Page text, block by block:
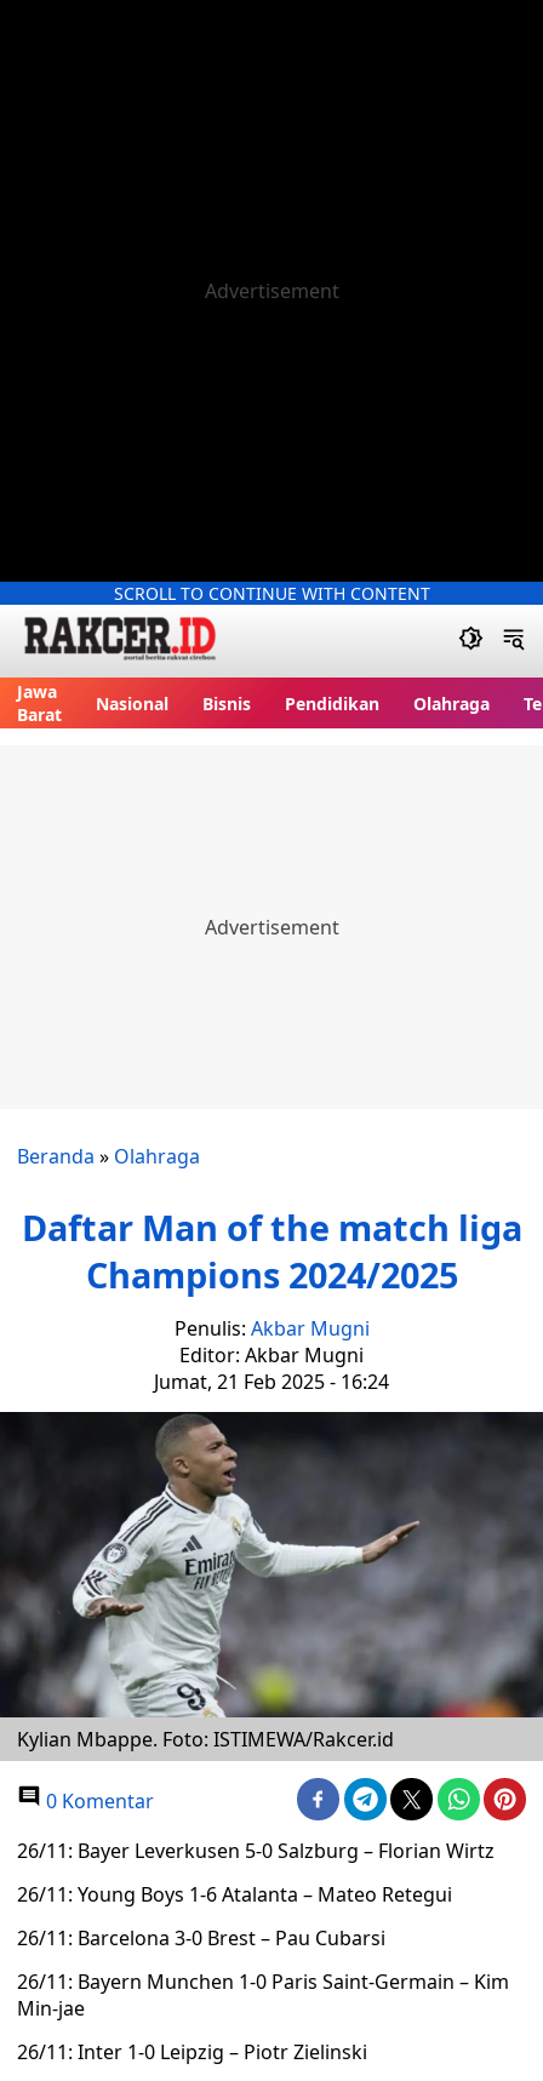
SCROLL TO CONTINUE WITH CONTENT
Jawa
Barat
Nasional Bisnis Pendidikan Olahraga
Beranda » Olahraga
Daftar Man of the match liga
Champions 2024/2025
Penulis: Akbar Mugni
Editor: Akbar Mugni
Jumat, 21 Feb 2025 - 16:24
Kylian Mbappe. Foto: ISTIMEWA/Rakcer.id
0 Komentar
26/11: Bayer Leverkusen 5-0 Salzburg – Florian Wirtz
26/11: Young Boys 1-6 Atalanta – Mateo Retegui
26/11: Barcelona 3-0 Brest – Pau Cubarsi
26/11: Bayern Munchen 1-0 Paris Saint-Germain – Kim
Min-jae
26/11: Inter 1-0 Leipzig – Piotr Zielinski